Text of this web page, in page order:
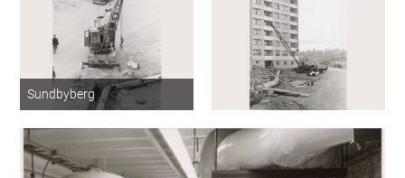
Sundbyberg